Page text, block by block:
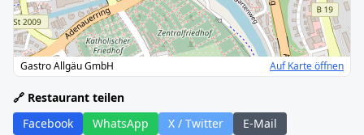
Gastro Allgäu GmbH Auf Karte öffnen
🔗 Restaurant teilen
Facebook
WhatsApp X / Twitter E-Mail